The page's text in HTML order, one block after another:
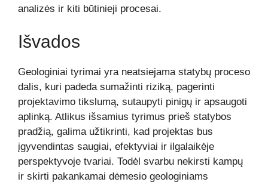
analizės ir kiti būtinieji procesai.
Išvados
Geologiniai tyrimai yra neatsiejama statybų proceso
dalis, kuri padeda sumažinti riziką, pagerinti
projektavimo tikslumą, sutaupyti pinigų ir apsaugoti
aplinką. Atlikus išsamius tyrimus prieš statybos
pradžią, galima užtikrinti, kad projektas bus
įgyvendintas saugiai, efektyviai ir ilgalaikėje
perspektyvoje tvariai. Todėl svarbu nekirsti kampų
ir skirti pakankamai dėmesio geologiniams